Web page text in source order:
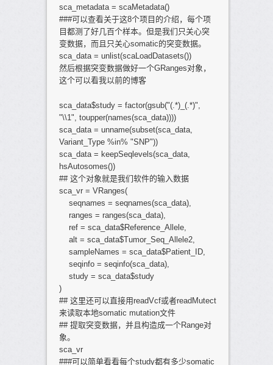
sca_metadata = scaMetadata()
###可以查看关于这8个项目的介绍，每个项
目都测了好几百个样本。但是我们只关心突
变数据，而且只关心somatic的突变数据。
sca_data = unlist(scaLoadDatasets())
然后根据突变数据做好一个GRanges对象，
这个可以看我以前的博客
sca_data$study = factor(gsub("(.*)_(.*)",
"\\1", toupper(names(sca_data))))
sca_data = unname(subset(sca_data,
Variant_Type %in% "SNP"))
sca_data = keepSeqlevels(sca_data,
hsAutosomes())
## 这个对象就是我们软件的输入数据
sca_vr = VRanges(
seqnames = seqnames(sca_data),
ranges = ranges(sca_data),
ref = sca_data$Reference_Allele,
alt = sca_data$Tumor_Seq_Allele2,
sampleNames = sca_data$Patient_ID,
seqinfo = seqinfo(sca_data),
study = sca_data$study
)
## 这里还可以直接用readVcf或者readMutect
来读取本地somatic mutation文件
## 提取突变数据，并且构造成一个Range对
象。
sca_vr
###可以简单看看每个study都有多少somatic